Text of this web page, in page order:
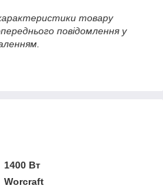
товару
повідомлення у
1400 Вт
Worcraft